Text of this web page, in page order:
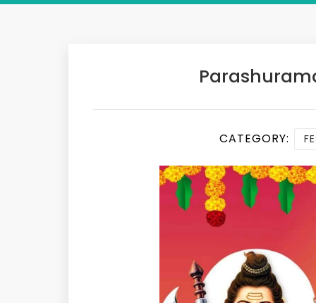
CATEGORY: